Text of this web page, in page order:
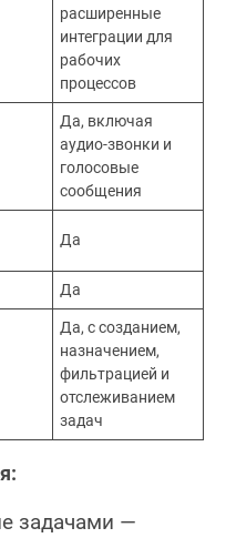
расширенные
интеграции для
рабочих
процессов
Да, включая
аудио-звонки и
голосовые
сообщения
Да
Да
Да, с созданием,
назначением,
фильтрацией и
отслеживанием
задач
задачами —